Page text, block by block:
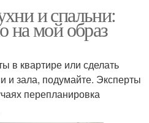
и спальни:
на мой образ
в квартире или сделать
и зала, подумайте. Эксперты
перепланировка